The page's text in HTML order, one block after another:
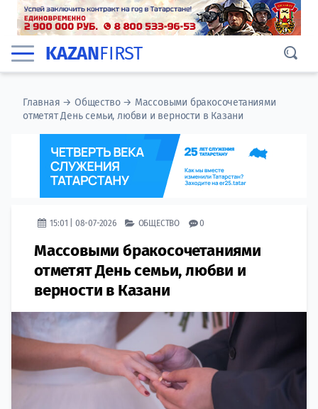
KAZANFIRST
Главная →Общество→ Массовыми бракосочетаниями
отметят День семьи, любви и верности в Казани
15:01 | 08-07-2026 ОБЩЕСТВО 0
Массовыми бракосочетаниями
отметят День семьи, любви и
верности в Казани